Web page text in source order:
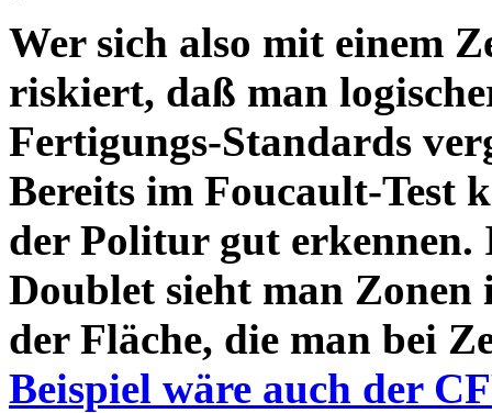
Wer sich also mit einem
riskiert, daß man
Fertigungs-Standards
Bereits im Foucault-Test
der Politur gut
Doublet sieht man Zonen
der Fläche, die man bei
Beispiel wäre auch der